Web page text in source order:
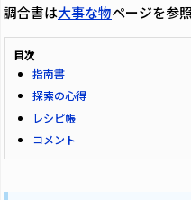
調合書は大事な物ページを参照
目次
指南書
探索の心得
レシピ帳
コメント